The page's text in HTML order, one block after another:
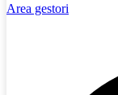
Area gestori